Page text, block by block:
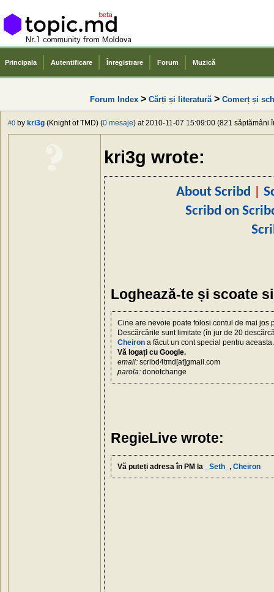
Principala Autentificare Înregistrare Forum Muzică
Forum Index > Cărți și literatură > Сomerț și
#0 by kri3g (Knight of TMD) (0 mesaje) at 2010-11-07 15:09:00 (821 săptămâni
kri3g wrote:
About Scribd
Scribd on
Loghează-te și scoate
Cine are nevoie poate folosi contul de mai jos
Descărcările sunt limitate (în jur de 20
Cheiron a făcut un cont special pentru aceasta.
Vă logați cu Google.
email: scribd4tmd[at]gmail.com
parola: donotchange
RegieLive wrote:
Vă puteți adresa în PM la _Seth_ , Cheiron